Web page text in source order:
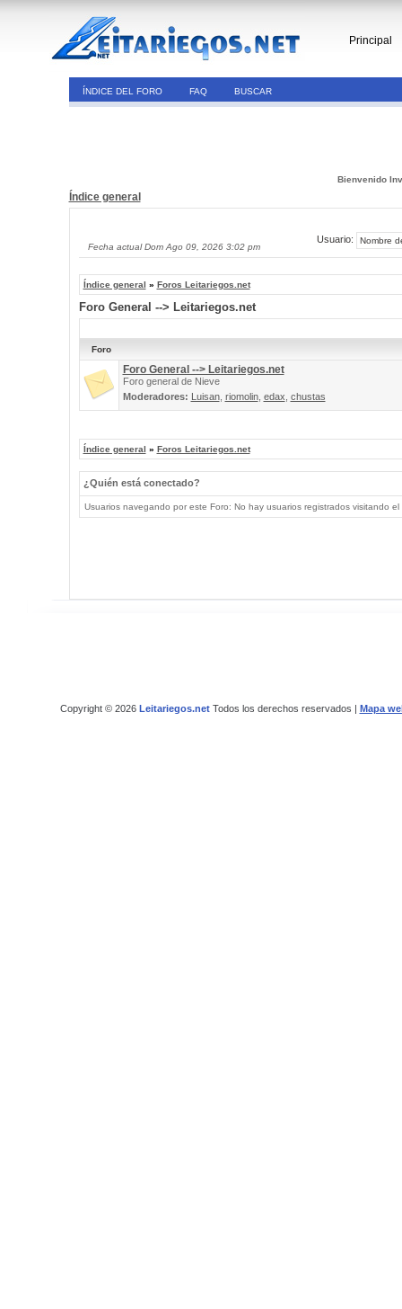
Principal
ÍNDICE DEL FORO FAQ BUSCAR
Bienvenido
Índice general
Fecha actual Dom Ago 09, 2026 3:02 pm
Usuario:
Índice general » Foros Leitariegos.net
Foro General --> Leitariegos.net
Foro
Foro General --> Leitariegos.net
Foro general de Nieve
Moderadores: Luisan, riomolin, edax chustas
Índice general » Foros Leitariegos.net
¿Quién está conectado?
Usuarios navegando por este Foro: No hay usuarios registrados visitando
Copyright © 2026 Leitariegos.netTodos los derechos reservados | Mapa